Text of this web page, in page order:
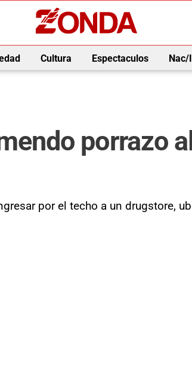
Cultura Espectaculos Nac/
porrazo
por el techo a un drugstore,